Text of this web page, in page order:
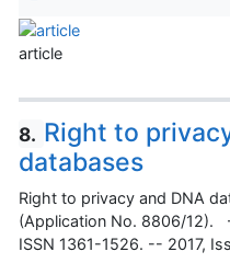
article
8. Right to
databases
Right to privacy and DNA
(Application No. 8806/12).
ISSN 1361-1526. -- 2017,